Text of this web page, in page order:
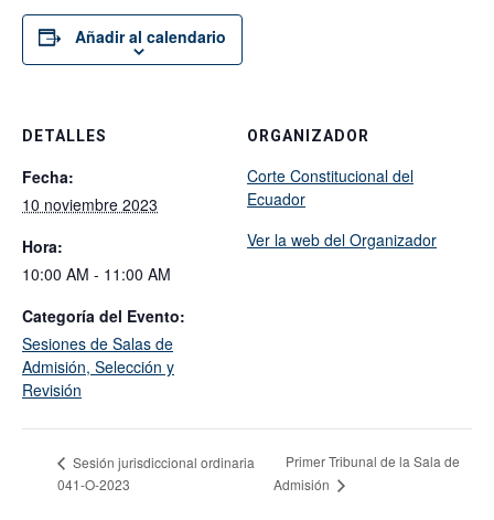
Añadir al calendario
DETALLES
Fecha:
10 noviembre 2023
Hora:
10:00 AM - 11:00 AM
Categoría del Evento:
Sesiones de Salas de
Admisión, Selección y
Revisión
ORGANIZADOR
Corte Constitucional del
Ecuador
Ver la web del Organizador
Sesión jurisdiccional ordinaria
041-O-2023
Primer Tribunal de la Sala de
Admisión